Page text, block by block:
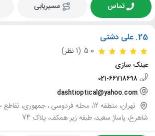
تماس مسیریابی
25. علی دشتی
5.0 (1 نظر)
عینک سازی
021-66718698
dashtioptical@yahoo.com
تهران، منطقه 12، محله فردوسی ، جمهوری،
شاهرخ، پاساژ سعید، طبقه زیر همکف، پلاک 74